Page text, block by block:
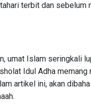
terbit dan sebelum
umat Islam seringkali
Idul Adha
artikel ini, akan